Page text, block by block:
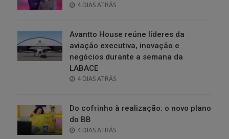
POSTED
4 DIAS ATRÁS
Avantto House reúne líderes da
aviação executiva, inovação e
negócios durante a semana da
LABACE
POSTED
4 DIAS ATRÁS
Do cofrinho à realização: o novo plano
do BB
POSTED
4 DIAS ATRÁS